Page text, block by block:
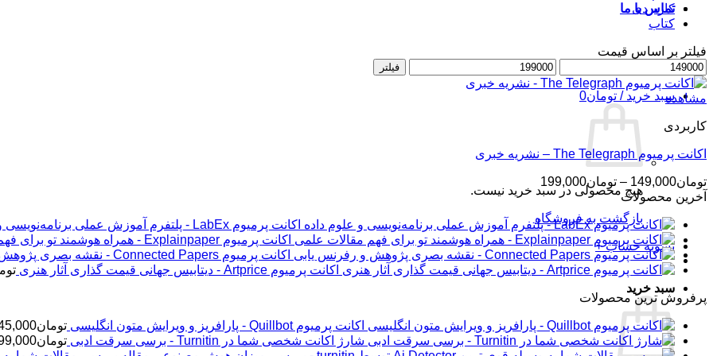
تماس با ما
ورود / عضویت
سبد خرید / تومان0
هیچ محصولی در سبد خرید نیست.
بازگشت به فروشگاه
تسویه حساب +
سبد خرید
کاربردی
کتاب
فیلتر بر اساس قیمت
حداقل
قیمت
حداکثر
قیمت
فیلتر
مشاهده
کاربردی
اکانت پرمیوم The Telegraph – نشریه خبری
تومان149,000
– تومان199,000
قیمت:
تا
تومان199,000
آخرین محصولات
اکانت پرمیوم LabEx - پلتفرم آموزش عملی برنامه‌نویسی و علوم داده
اکانت پرمیوم Explainpaper - همراه هوشمند تو برای فهم مقالات علمی
اکانت پرمیوم Connected Papers - نقشه بصری پژوهش و رفرنس یابی
اکانت پرمیوم Artprice - دیتابیس جهانی قیمت ‌گذاری آثار هنری
پرفروش ترین محصولات
اکانت پرمیوم Quillbot - پارافریز و ویرایش متون انگلیسی تومان
شارژ اکانت شخصی شما در Turnitin - برسی سرقت ادبی تومان